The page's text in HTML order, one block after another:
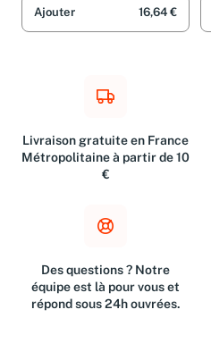
(Espace vecu, source du
projet), Atelier de Gilles
Ajouter 16,64 €
Livraison gratuite en France
Métropolitaine à partir de 10
€
Des questions ? Notre
équipe est là pour vous et
répond sous 24h ouvrées.